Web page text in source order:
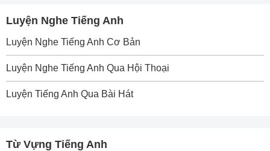
Luyện Nghe Tiếng Anh
Luyện Nghe Tiếng Anh Cơ Bản
Luyện Nghe Tiếng Anh Qua Hội Thoại
Luyện Tiếng Anh Qua Bài Hát
Từ Vựng Tiếng Anh